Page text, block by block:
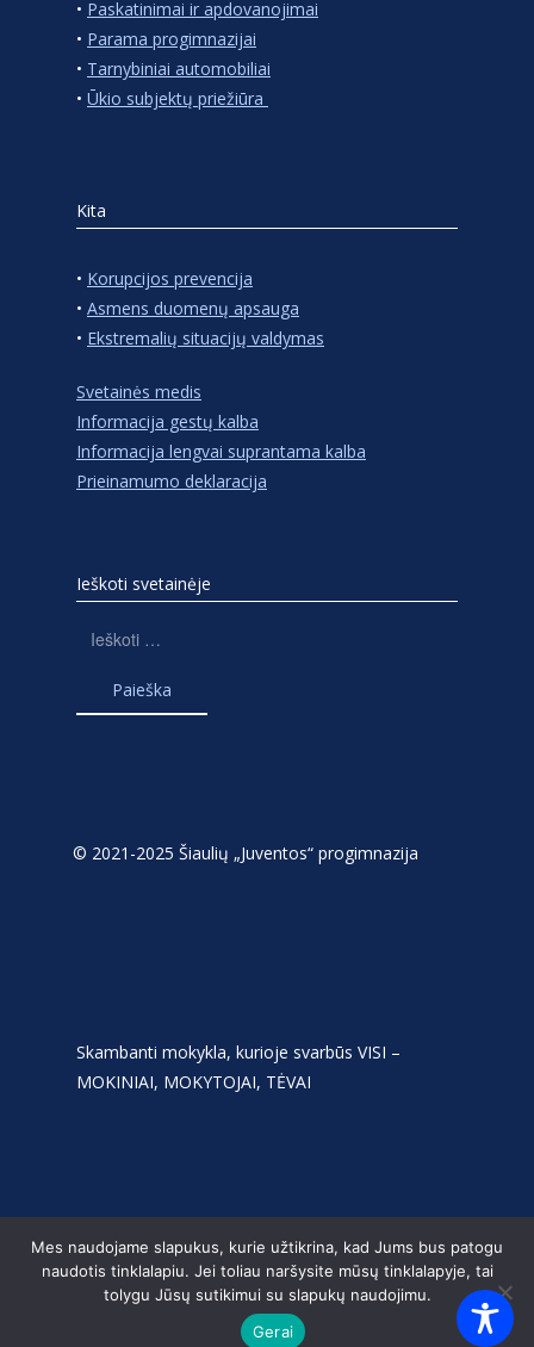
• Paskatinimai ir apdovanojimai
• Parama progimnazijai
• Tarnybiniai automobiliai
• Ūkio subjektų priežiūra
Kita
• Korupcijos prevencija
• Asmens duomenų apsauga
• Ekstremalių situacijų valdymas
Svetainės medis
Informacija gestų kalba
Informacija lengvai suprantama kalba
Prieinamumo deklaracija
Ieškoti svetainėje
© 2021-2025 Šiaulių „Juventos“ progimnazija
Skambanti mokykla, kurioje svarbūs VISI –
MOKINIAI, MOKYTOJAI, TĖVAI
Mes naudojame slapukus, kurie užtikrina, kad Jums bus patogu
naudotis tinklalapiu. Jei toliau naršysite mūsų tinklalapyje, tai
tolygu Jūsų sutikimui su slapukų naudojimu.
Gerai